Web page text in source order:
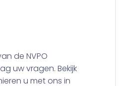
de NVPO
uw vragen. Bekijk
u met ons in